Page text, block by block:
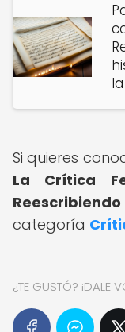
Si quieres
La Crítica
categoría
¿TE GUSTÓ? ¡DALE